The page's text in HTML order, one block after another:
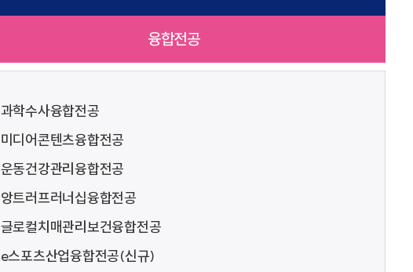
융합전공
과학수사융합전공
미디어콘텐츠융합전공
운동건강관리융합전공
앙트러프러너십융합전공
글로컬치매관리보건융합전공
e스포츠산업융합전공(신규)